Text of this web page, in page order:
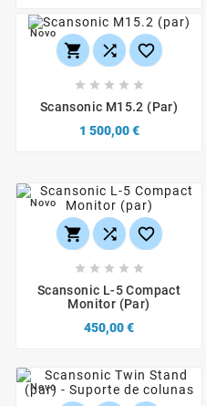
Novo
  
    
Scansonic M15.2 (par)
1 500,00 €
Novo
  
    
Scansonic L-5 Compact
Monitor (par)
450,00 €
Novo